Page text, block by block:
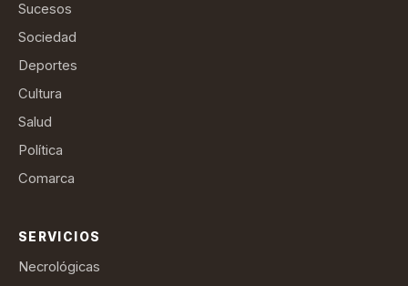
Sucesos
Sociedad
Deportes
Cultura
Salud
Política
Comarca
SERVICIOS
Necrológicas